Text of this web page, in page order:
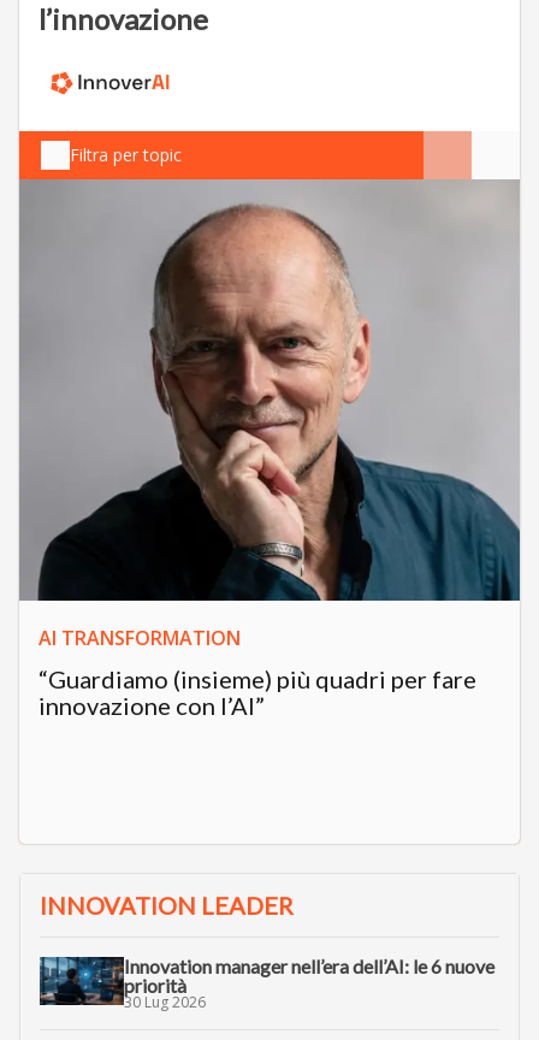
l’innovazione
Filtra per topic
AI TRANSFORMATION
“Guardiamo (insieme) più quadri per fare
innovazione con l’AI”
INNOVATION LEADER
Innovation manager nell’era dell’AI: le 6 nuove
priorità
30 Lug 2026